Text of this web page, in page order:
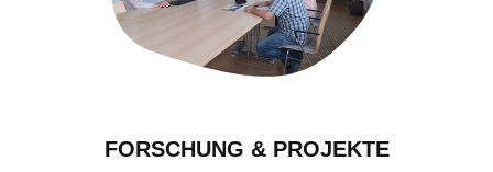
FORSCHUNG & PROJEKTE